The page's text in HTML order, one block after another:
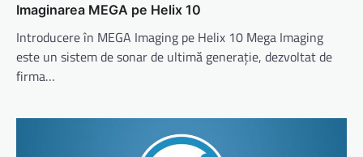
Imaginarea MEGA pe Helix 10
Introducere în MEGA Imaging pe Helix 10 Mega Imaging
este un sistem de sonar de ultimă generație, dezvoltat de
firma…